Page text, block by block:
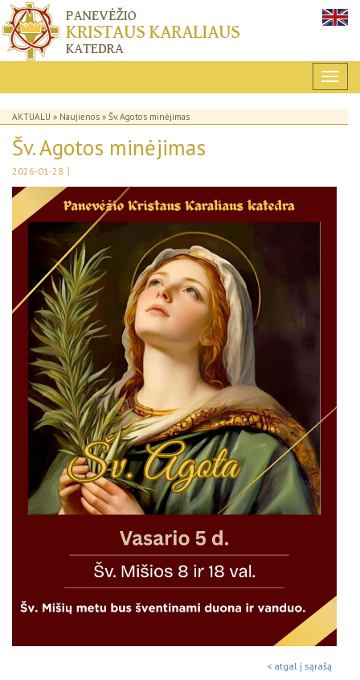
AKTUALU » Naujienos » Šv. Agotos minėjimas
Šv. Agotos minėjimas
2026-01-28 |
< atgal į sąrašą